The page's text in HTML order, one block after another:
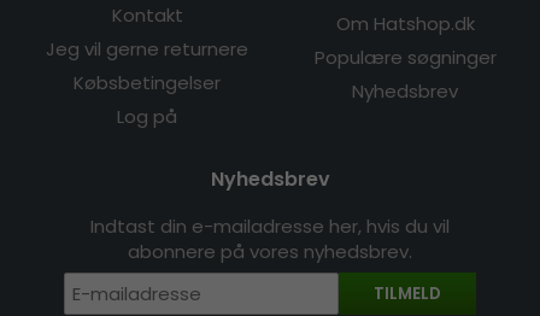
Kontakt
Jeg vil gerne returnere
Købsbetingelser
Log på
Om Hatshop.dk
Populære søgninger
Nyhedsbrev
Nyhedsbrev
Indtast din e-mailadresse her, hvis du vil
abonnere på vores nyhedsbrev.
TILMELD